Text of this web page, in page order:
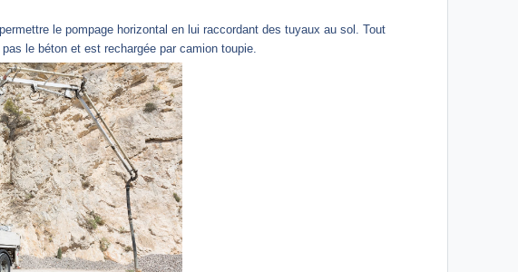
le pompage horizontal en lui raccordant des tuyaux au sol. Tout
le béton et est rechargée par camion toupie.